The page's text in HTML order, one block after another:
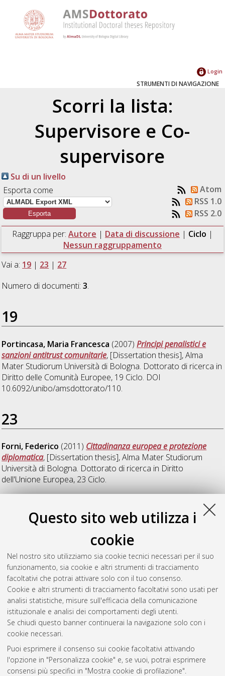
Questo sito web utilizza i
cookie
Nel nostro sito utilizziamo sia cookie tecnici necessari per il suo
funzionamento, sia cookie e altri strumenti di tracciamento
facoltativi che potrai attivare solo con il tuo consenso.
Cookie e altri strumenti di tracciamento facoltativi sono usati per
analisi statistiche, misure sull'efficacia della comunicazione
istituzionale e analisi dei comportamenti degli utenti.
Se chiudi questo banner continuerai la navigazione solo con i
cookie necessari.
Puoi esprimere il consenso sui cookie facoltativi attivando
l'opzione in "Personalizza cookie" e, se vuoi, potrai esprimere
consensi più specifici in "Mostra cookie di profilazione".
Login
STRUMENTI DI NAVIGAZIONE
Scorri la lista:
Supervisore e Co-
supervisore
Su di un livello
Esporta come
Atom
RSS 1.0
RSS 2.0
Raggruppa per: Autore | Data di discussione | Ciclo |
Nessun raggruppamento
Vai a: 19 | 23 | 27
Numero di documenti:3.
19
Portincasa, Maria Francesca (2007)Principi penalistici e
sanzioni antitrust comunitarie, [Dissertation thesis], Alma
Mater Studiorum Università di Bologna. Dottorato di ricerca in
Diritto delle Comunità Europee, 19 Ciclo. DOI
10.6092/unibo/amsdottorato/110.
23
Forni, Federico (2011) Cittadinanza europea e protezione
diplomatica, [Dissertation thesis], Alma Mater Studiorum
Università di Bologna. Dottorato di ricerca in Diritto
dell'Unione Europea, 23 Ciclo.
Il mercato europeo delle professioni
liberali e la protezione dei diritti fondamentali
thesis], Alma Mater Studiorum Università di Bologna.
Dottorato di ricerca inDiritto europeo, 27 Ciclo. DOI
10.6092/unibo/amsdottorato/7710.
Questa lista e' stata generata ilFri Aug 7 20:44:06 2026 CEST
Atom
Rss 1.0
Rss 2.0